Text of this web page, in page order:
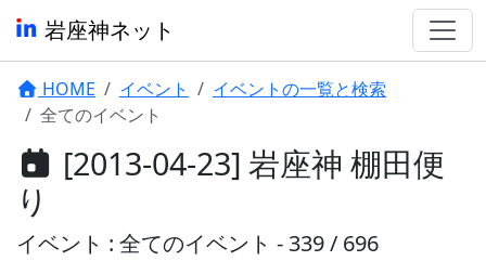
岩座神ネット
HOME イベント
イベントの一覧と検索
全てのイベント
[2013-04-23] 岩座神 棚田便
り
イベント : 全てのイベント - 339 / 696